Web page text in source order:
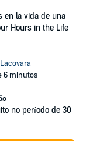
en la vida de una
Hours in the Life
6 minutos
no período de 30